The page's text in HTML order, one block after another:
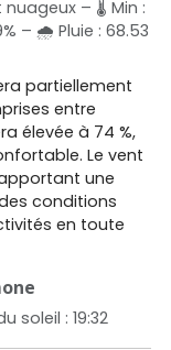
– 🌡️ Min :
– 🌧️ Pluie : 68.53
partiellement
entre
élevée à 74 %,
Le vent
une
conditions
en toute
soleil : 19:32